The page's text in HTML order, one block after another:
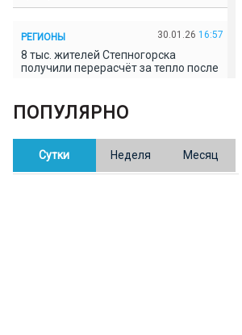
РЕГИОНЫ 30.01.26 16:57
8 тыс. жителей Степногорска
получили перерасчёт за тепло после
В Казахстане готовят новую
редакцию Конституции: меняется
ПОПУЛЯРНО
Сутки Неделя Месяц